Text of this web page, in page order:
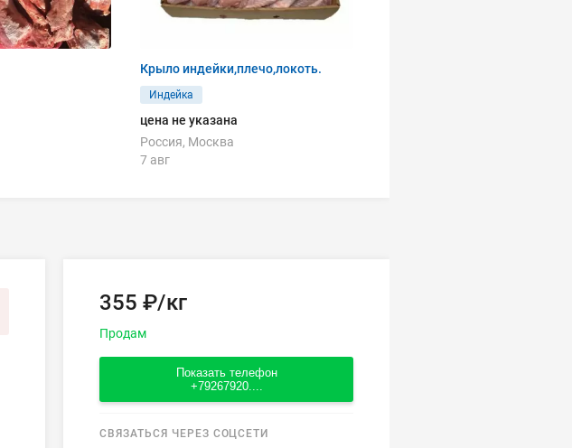
Крыло индейки,плечо,локоть.
Индейка
цена не указана
Россия, Москва
7 авг
355 ₽/кг
Продам
Показать телефон
+79267920....
СВЯЗАТЬСЯ ЧЕРЕЗ СОЦСЕТИ